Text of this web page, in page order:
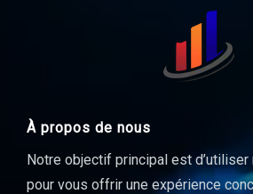
À propos de nous
Notre objectif principal est
pour vous offrir une expérience